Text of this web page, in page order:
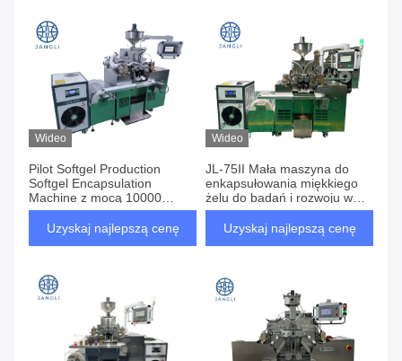
Wideo
Pilot Softgel Production
Softgel Encapsulation
Machine z mocą 10000
kapsułek/godzinę
Uzyskaj najlepszą cenę
Wideo
JL-75II Mała maszyna do
enkapsułowania miękkiego
żelu do badań i rozwoju w
kapsułach testowych
Uzyskaj najlepszą cenę